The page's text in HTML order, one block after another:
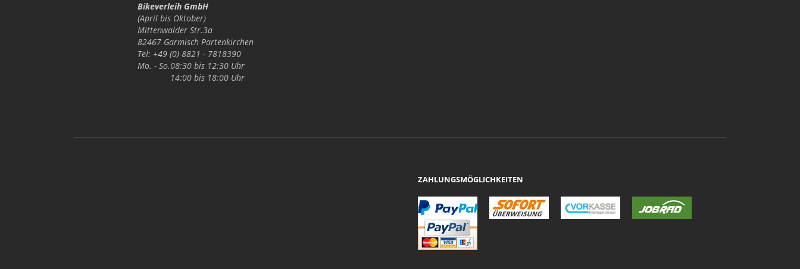
Bikeverleih GmbH
(April bis Oktober)
Mittenwalder Str.3a
82467 Garmisch Partenkirchen
Tel: +49 (0) 8821 - 7818390
Mo. - So.08:30 bis 12:30 Uhr
14:00 bis 18:00 Uhr
ZAHLUNGSMÖGLICHKEITEN